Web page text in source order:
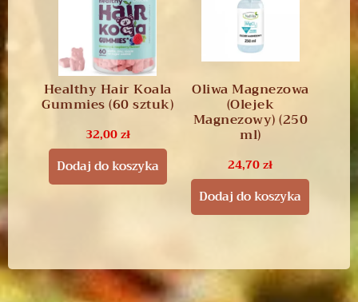
Healthy Hair Koala
Gummies (60 sztuk)
32,00zł
Dodaj do koszyka
Oliwa Magnezowa
(Olejek
Magnezowy) (250
ml)
24,70zł
Dodaj do koszyka